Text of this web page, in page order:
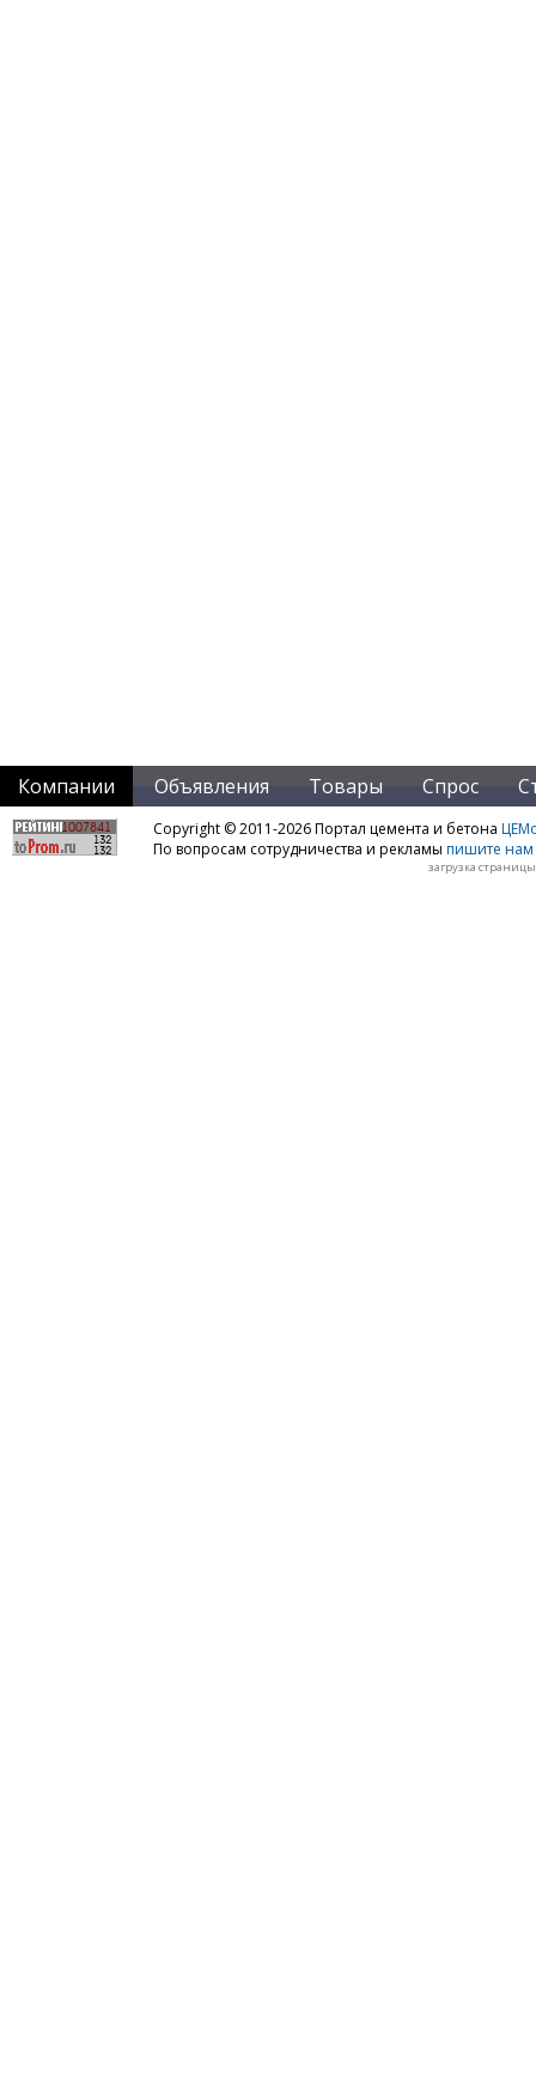
Компании Объявления Товары Спрос
Copyright © 2011-2026 Портал цемента и бетона
По вопросам сотрудничества и рекламы пишите нам
загрузка